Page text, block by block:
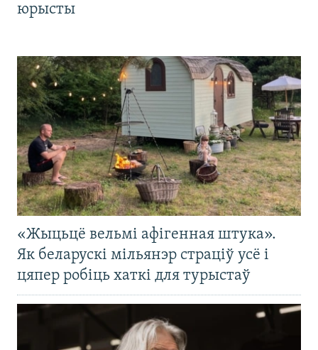
юрысты
«Жыцьцё вельмі афігенная штука».
Як беларускі мільянэр страціў усё і
цяпер робіць хаткі для турыстаў